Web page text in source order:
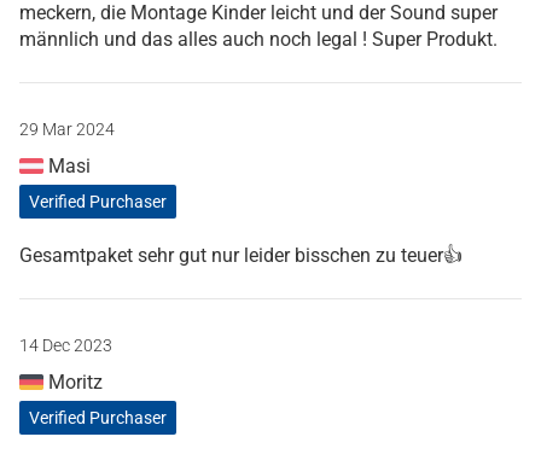
meckern, die Montage Kinder leicht und der Sound super
männlich und das alles auch noch legal ! Super Produkt.
29 Mar 2024
Masi
Verified Purchaser
Gesamtpaket sehr gut nur leider bisschen zu teuer👍
14 Dec 2023
Moritz
Verified Purchaser